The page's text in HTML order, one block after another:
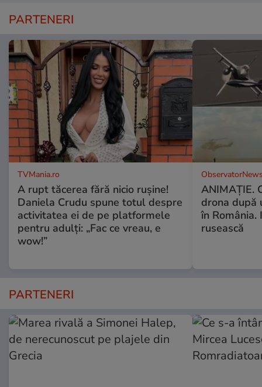
PARTENERI
TVMania.ro
A rupt tăcerea fără nicio rușine!
Daniela Crudu spune totul despre
activitatea ei de pe platformele
pentru adulți: „Fac ce vreau, e
wow!”
ANIMAŢIE.
drona după
în România.
rusească
PARTENERI